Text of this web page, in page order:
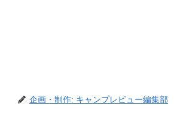
企画・制作: キャンプレビュー編集部